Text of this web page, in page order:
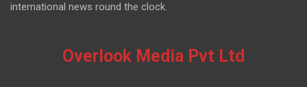
international news round the clock.
Overlook Media Pvt Ltd